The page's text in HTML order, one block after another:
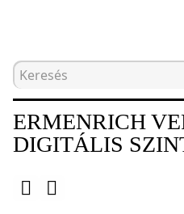
Kezdőlap
ERMENRICH
DIGITÁLIS